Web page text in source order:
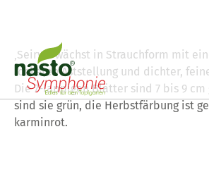
▼
‚Seiryu‘ wächst in Strauchform mit
lockeren Aststellung und dichter,
Die 7-lappigen Blätter sind 7 bis 9 cm
sind sie grün, die Herbstfärbung ist
karminrot.